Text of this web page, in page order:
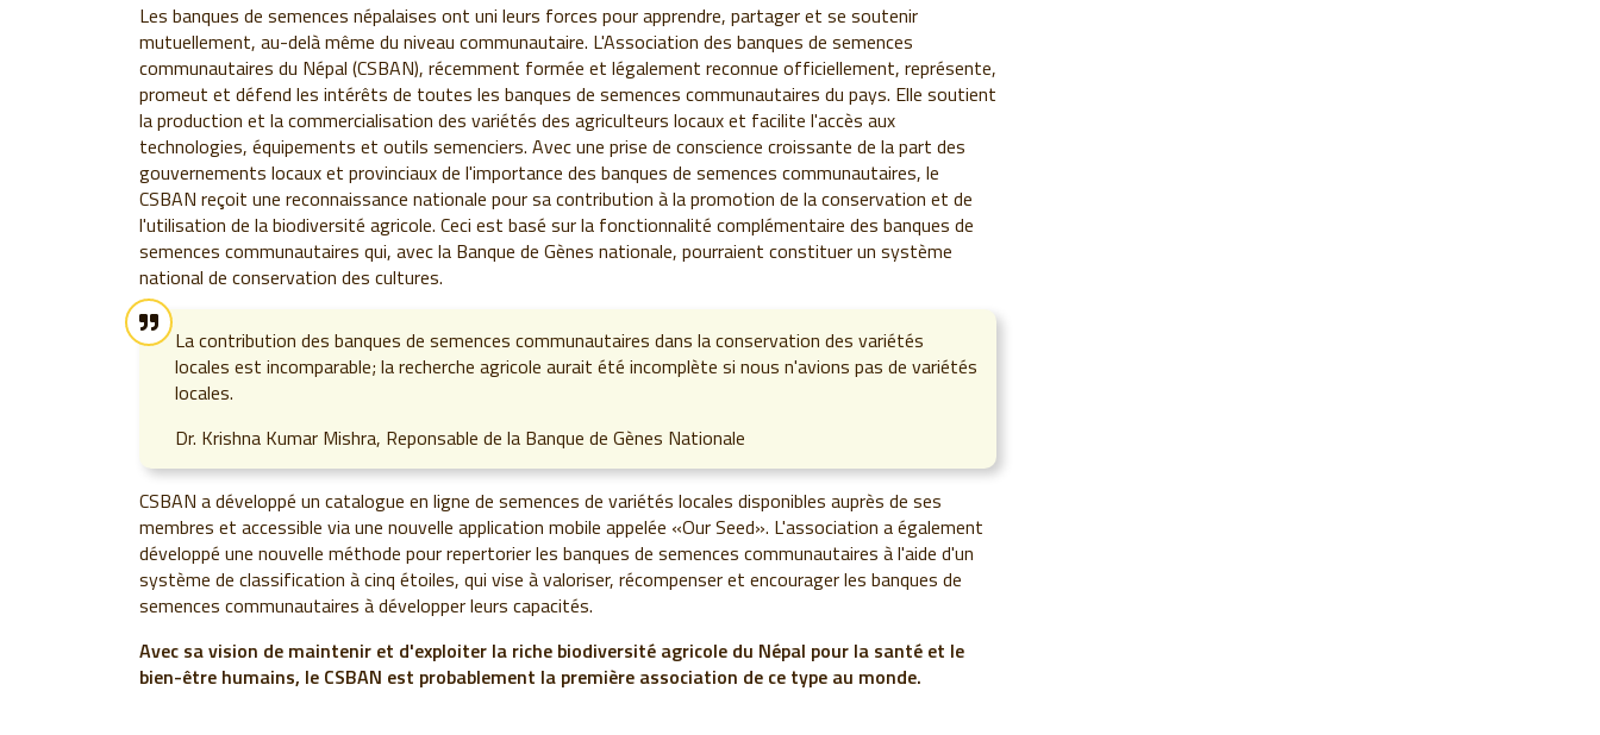
Les banques de semences népalaises ont uni leurs forces pour apprendre, partager et se soutenir
mutuellement, au-delà même du niveau communautaire. L'Association des banques de semences
communautaires du Népal (CSBAN), récemment formée et légalement reconnue officiellement, représente,
promeut et défend les intérêts de toutes les banques de semences communautaires du pays. Elle soutient
la production et la commercialisation des variétés des agriculteurs locaux et facilite l'accès aux
technologies, équipements et outils semenciers. Avec une prise de conscience croissante de la part des
gouvernements locaux et provinciaux de l'importance des banques de semences communautaires, le
CSBAN reçoit une reconnaissance nationale pour sa contribution à la promotion de la conservation et de
l'utilisation de la biodiversité agricole. Ceci est basé sur la fonctionnalité complémentaire des banques de
semences communautaires qui, avec la Banque de Gènes nationale, pourraient constituer un système
national de conservation des cultures.
La contribution des banques de semences communautaires dans la conservation des variétés
locales est incomparable; la recherche agricole aurait été incomplète si nous n'avions pas de variétés
locales.
Dr. Krishna Kumar Mishra, Reponsable de la Banque de Gènes Nationale
CSBAN a développé un catalogue en ligne de semences de variétés locales disponibles auprès de ses
membres et accessible via une nouvelle application mobile appelée «Our Seed». L'association a également
développé une nouvelle méthode pour repertorier les banques de semences communautaires à l'aide d'un
système de classification à cinq étoiles, qui vise à valoriser, récompenser et encourager les banques de
semences communautaires à développer leurs capacités.
Avec sa vision de maintenir et d'exploiter la riche biodiversité agricole du Népal pour la santé et le
bien-être humains, le CSBAN est probablement la première association de ce type au monde.